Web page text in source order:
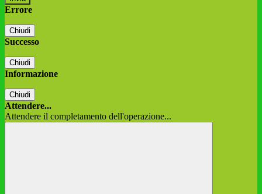
Errore
Chiudi
Successo
Chiudi
Informazione
Chiudi
Attendere...
Attendere il completamento dell'operazione...